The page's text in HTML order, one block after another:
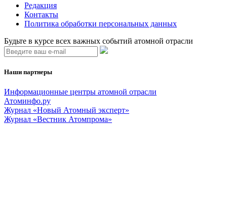
Редакция
Контакты
Политика обработки персональных данных
Будьте в курсе всех важных событий атомной отрасли
Наши партнеры
Информационные центры атомной отрасли
Атоминфо.ру
Журнал «Новый Атомный эксперт»
Журнал «Вестник Атомпрома»